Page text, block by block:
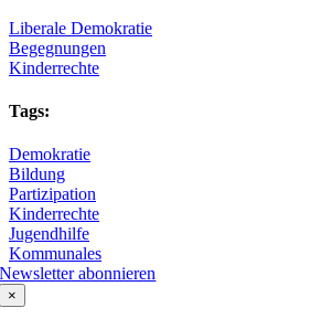
Liberale Demokratie
Begegnungen
Kinderrechte
Tags:
Demokratie
Bildung
Partizipation
Kinderrechte
Jugendhilfe
Kommunales
Newsletter abonnieren
×